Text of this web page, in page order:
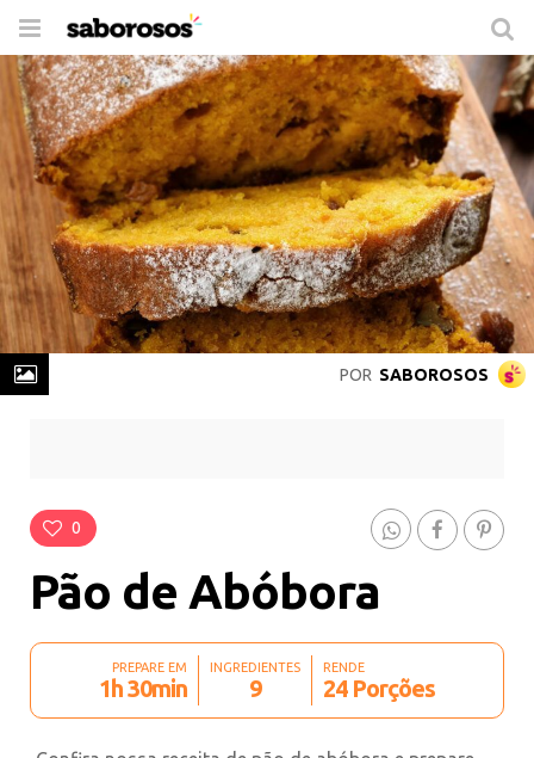
Trocar
navegação
POR SABOROSOS
0
Pão de Abóbora
PREPARE EM
1h 30min
INGREDIENTES
9
RENDE
24 Porções